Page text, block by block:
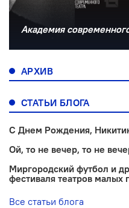
Академия
АРХИВ
СТАТЬИ БЛОГА
С Днем Рождения,
Ой, то не вечер, то не
Миргородский футбол и
фестиваля театров малых
Все статьи блога